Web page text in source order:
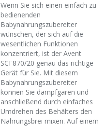
Wenn Sie sich einen einfach zu
bedienenden
Babynahrungszubereiter
wünschen, der sich auf die
wesentlichen Funktionen
konzentriert, ist der Avent
SCF870/20 genau das richtige
Gerät für Sie. Mit diesem
Babynahrungszubereiter
können Sie dampfgaren und
anschließend durch einfaches
Umdrehen des Behälters den
Nahrungsbrei mixen. Auf einem